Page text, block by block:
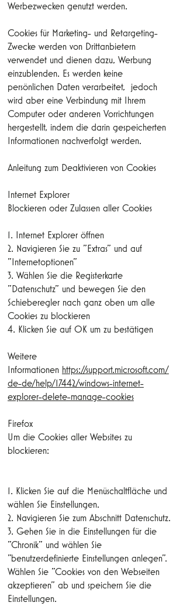
Werbezwecken genutzt werden.
Cookies für Marketing- und Retargeting-
Zwecke werden von Drittanbietern
verwendet und dienen dazu, Werbung
einzublenden. Es werden keine
persönlichen Daten verarbeitet, jedoch
wird aber eine Verbindung mit Ihrem
Computer oder anderen Vorrichtungen
hergestellt, indem die darin gespeicherten
Informationen nachverfolgt werden.
Anleitung zum Deaktivieren von Cookies
Internet Explorer
Blockieren oder Zulassen aller Cookies
1. Internet Explorer öffnen
2. Navigieren Sie zu "Extras" und auf
"Internetoptionen"
3. Wählen Sie die Registerkarte
"Datenschutz" und bewegen Sie den
Schieberegler nach ganz oben um alle
Cookies zu blockieren
4. Klicken Sie auf OK um zu bestätigen
Weitere
Informationen https://support.microsoft.com/
de-de/help/17442/windows-internet-
explorer-delete-manage-cookies
Firefox
Um die Cookies aller Websites zu
blockieren:
1. Klicken Sie auf die Menüschaltfläche und
wählen Sie Einstellungen.
2. Navigieren Sie zum Abschnitt Datenschutz.
3. Gehen Sie in die Einstellungen für die
"Chronik" und wählen Sie
"benutzerdefinierte Einstellungen anlegen".
Wählen Sie "Cookies von den Webseiten
akzeptieren" ab und speichern Sie die
Einstellungen.